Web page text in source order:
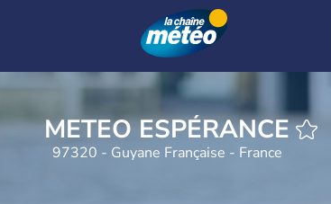
METEO ESPÉRANCE
97320 - Guyane Française - France